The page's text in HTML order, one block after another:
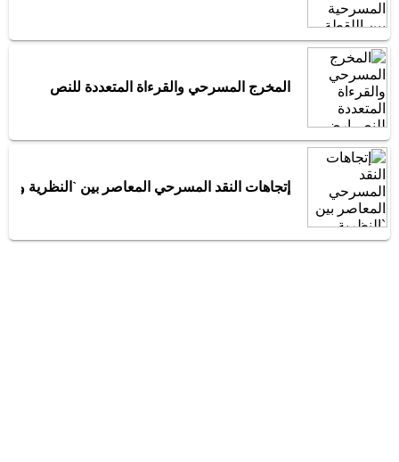
المخرج المسرحي والقرءاة المتعددة للنص
إتجاهات النقد المسرحي المعاصر بين `النظرية